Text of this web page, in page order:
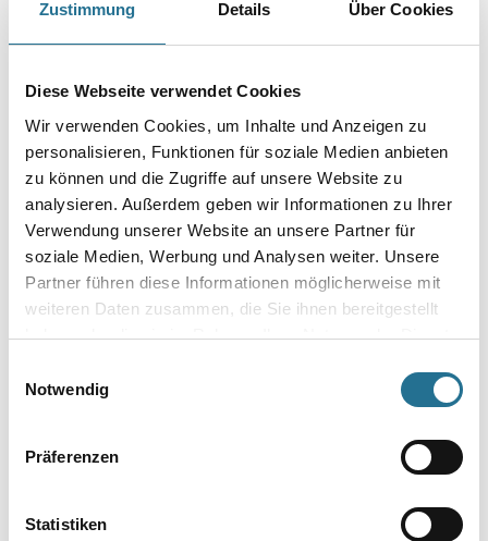
Zustimmung Details Über Cookies
Diese Webseite verwendet Cookies
Wir verwenden Cookies, um Inhalte und Anzeigen zu
personalisieren, Funktionen für soziale Medien anbieten
zu können und die Zugriffe auf unsere Website zu
analysieren. Außerdem geben wir Informationen zu Ihrer
Verwendung unserer Website an unsere Partner für
soziale Medien, Werbung und Analysen weiter. Unsere
Partner führen diese Informationen möglicherweise mit
weiteren Daten zusammen, die Sie ihnen bereitgestellt
haben oder die sie im Rahmen Ihrer Nutzung der Dienste
Notwendig
Präferenzen
Statistiken
Umrechnungsfaktoren
PRODUKTEIGENSCHAFTEN
ZUSATZINFOS